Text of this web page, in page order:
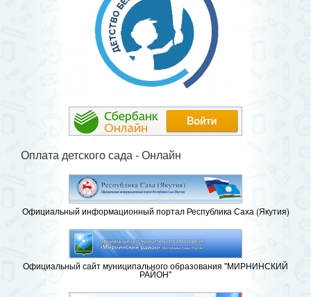
Оплата детского сада - Онлайн
Официальный информационный портал Республика Саха (Якутия)
Официальный сайт муниципального образования "МИРНИНСКИЙ
РАЙОН"